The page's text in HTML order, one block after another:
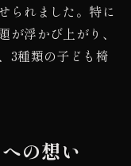
られました。特に
が浮かび上がり、
3種類の子ども椅
の想い